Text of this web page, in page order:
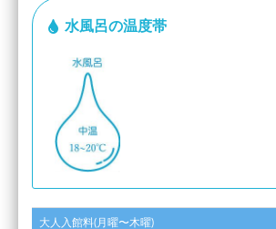
水風呂の温度帯
大人入館料(月曜〜木曜)